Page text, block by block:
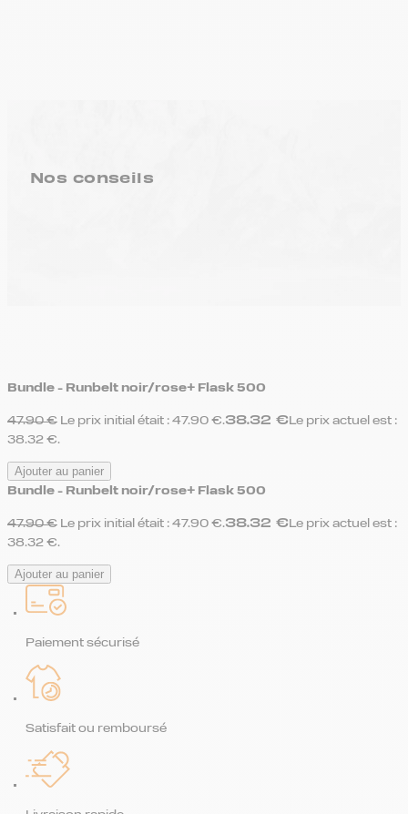
Nos conseils
Bundle - Runbelt noir/rose+ Flask 500
47.90€ Le prix initial était : 47.90 €.38.32 € Le prix actuel est :
38.32 €.
Ajouter au panier
Bundle - Runbelt noir/rose+ Flask 500
47.90€ Le prix initial était : 47.90 €.38.32 € Le prix actuel est :
38.32 €.
Ajouter au panier
Paiement sécurisé
Satisfait ou remboursé